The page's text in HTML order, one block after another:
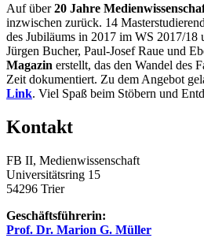
Auf über20 Jahre
inzwischen zurück. 14
des Jubiläums in 2017 im WS 2017/18
Jürgen Bucher, Paul-Josef Raue und
Magazin erstellt, das den Wandel des
Zeit dokumentiert. Zu dem Angebot
Link. Viel Spaß beim Stöbern und
Kontakt
FB II, Medienwissenschaft
Universitätsring 15
54296 Trier
Geschäftsführerin:
Prof. Dr. Marion G. Müller